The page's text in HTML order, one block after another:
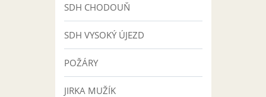
SDH CHODOUŇ
SDH VYSOKÝ ÚJEZD
POŽÁRY
JIRKA MUŽÍK